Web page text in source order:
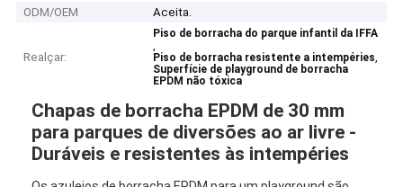
ODM/OEM
Aceita.
Realçar:
Piso de borracha do parque infantil da IFFA
,
Piso de borracha resistente a intempéries,
Superfície de playground de borracha
EPDM não tóxica
Chapas de borracha EPDM de 30 mm
para parques de diversões ao ar livre -
Duráveis e resistentes às intempéries